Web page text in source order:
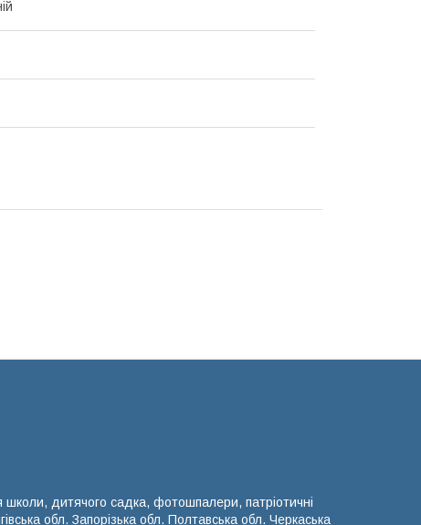
дитячого садка, фотошпалери, патріотичні
обл. Запорізька обл. Полтавська обл. Черкаська